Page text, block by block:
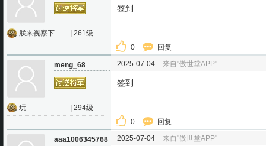
朕来视察下 261级
签到
0 回复
meng_68
玩 294级
2025-07-04 来自"傲世堂APP"
签到
0 回复
aaa1006345768 2025-07-04 来自"傲世堂APP"